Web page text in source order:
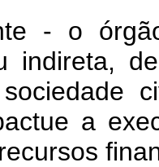
- o
indireta,
a